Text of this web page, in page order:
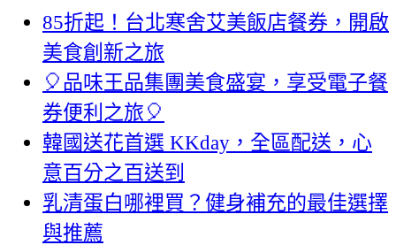
85折起！台北寒舍艾美飯店餐券，開啟
美食創新之旅
🎈品味王品集團美食盛宴，享受電子餐
券便利之旅🎈
韓國送花首選 KKday，全區配送，心
意百分之百送到
乳清蛋白哪裡買？健身補充的最佳選擇
與推薦